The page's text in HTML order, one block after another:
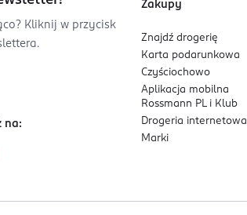
z dyrektywą UE 10/2011.
Kliknij w przycisk
na:
Zakupy
Znajdź drogerię
Karta podarunkowa
Czyściochowo
Aplikacja mobilna
Rossmann PL i Klub
Drogeria internetowa
Marki